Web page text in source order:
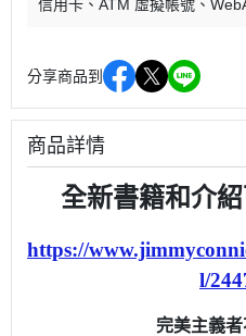
信用卡
ATM 虛擬帳號
分享商品到
商品詳情
全新書籍和介
https://
l/
完美主義